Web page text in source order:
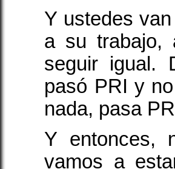
Y ustedes
a su trabajo,
seguir igual.
pasó PRI y
nada, pasa
Y entonces,
vamos a